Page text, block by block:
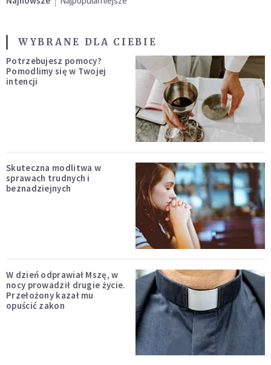
WYBRANE DLA CIEBIE
Potrzebujesz pomocy?
Pomodlimy się w Twojej
intencji
Skuteczna modlitwa w
sprawach trudnych i
beznadziejnych
W dzień odprawiał Mszę, w
nocy prowadził drugie życie.
Przełożony kazał mu
opuścić zakon